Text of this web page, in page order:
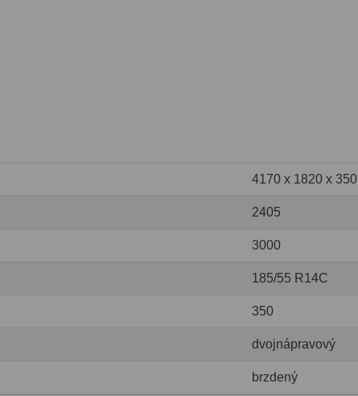
4170 x 1820 x 350
2405
3000
185/55 R14C
350
dvojnápravový
brzdený